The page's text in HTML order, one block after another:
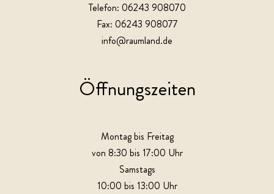
Telefon: 06243 908070
Fax: 06243 908077
info@raumland.de
Öffnungszeiten
Montag bis Freitag
von 8:30 bis 17:00 Uhr
Samstags
10:00 bis 13:00 Uhr